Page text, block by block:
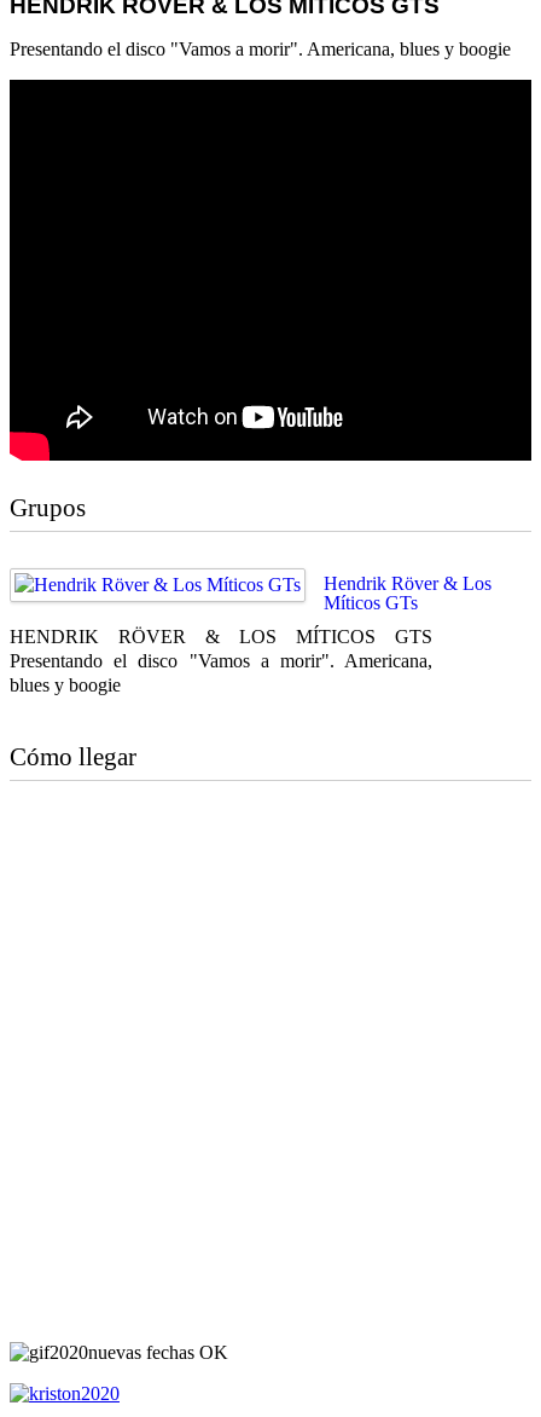
HENDRIK RÖVER & LOS MÍTICOS GTS
Presentando el disco "Vamos a morir". Americana, blues y boogie
Grupos
Hendrik Röver & Los
Míticos GTs
HENDRIK RÖVER & LOS MÍTICOS GTS
Presentando el disco "Vamos a morir". Americana,
blues y boogie
Cómo llegar